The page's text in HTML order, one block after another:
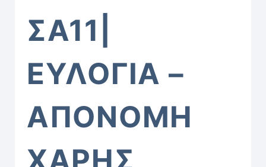
ΣΑ11|
ΕΥΛΟΓΙΑ –
ΑΠΟΝΟΜΗ